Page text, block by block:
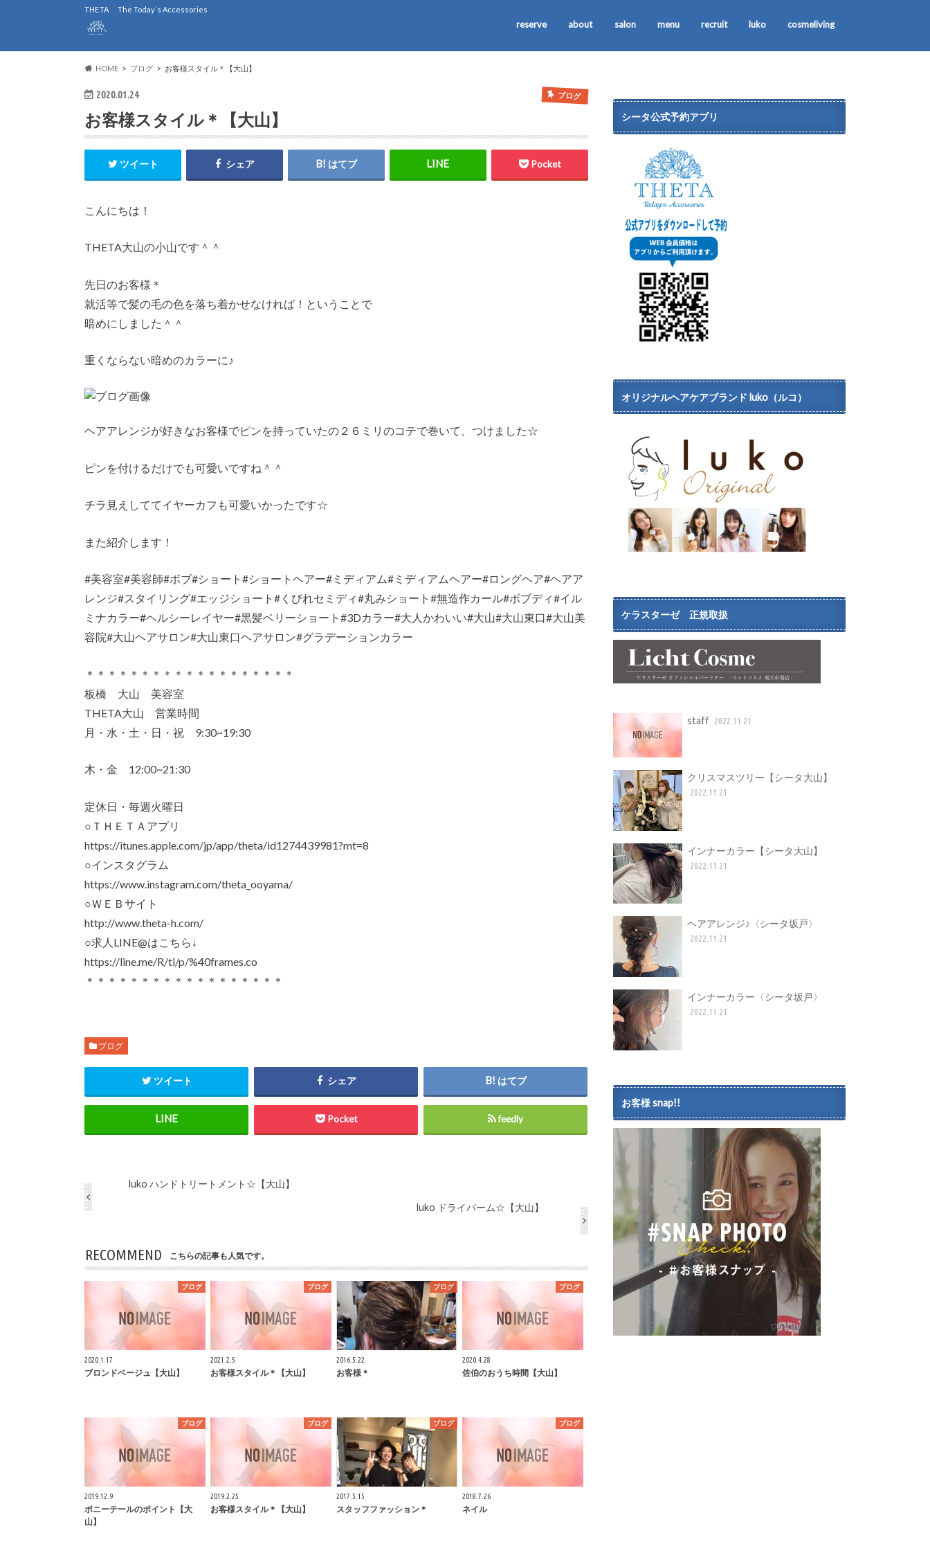
THE.TA The Today`s Accessories
reserve about salon menu recruit luko cosmeliving
HOME ブログ お客様スタイル＊【大山】
2020.01.24 ブログ
お客様スタイル＊【大山】
ツイート シェア はてブ Pocket
こんにちは！
THETA大山の小山です＾＾
先日のお客様＊
就活等で髪の毛の色を落ち着かせなければ！ということで
暗めにしました＾＾
重くならない暗めのカラーに♪
ヘアアレンジが好きなお客様でピンを持っていたの２６ミリのコテで巻いて、つけました☆
ピンを付けるだけでも可愛いですね＾＾
チラ見えしててイヤーカフも可愛いかったです☆
また紹介します！
#美容室#美容師#ボブ#ショート#ショートヘアー#ミディアム#ミディアムヘアー#ロングヘア#ヘアア
レンジ#スタイリング#エッジショート#くびれセミディ#丸みショート#無造作カール#ボブディ#イル
ミナカラー#ヘルシーレイヤー#黒髪ベリーショート#3Dカラー#大人かわいい#大山#大山東口#大山美
容院#大山ヘアサロン#大山東口ヘアサロン#グラデーションカラー
＊＊＊＊＊＊＊＊＊＊＊＊＊＊＊＊＊＊＊
板橋 大山 美容室
THETA大山 営業時間
月・水・土・日・祝 9:30~19:30
木・金 12:00~21:30
定休日・毎週火曜日
○ＴＨＥＴＡアプリ
https://itunes.apple.com/jp/app/theta/id1274439981?mt=8
○インスタグラム
https://www.instagram.com/theta_ooyama/
○ＷＥＢサイト
http://www.theta-h.com/
○求人LINE@はこちら↓
https://line.me/R/ti/p/%40frames.co
＊＊＊＊＊＊＊＊＊＊＊＊＊＊＊＊＊＊
ブログ
ツイート シェア はてブ
Pocket feedly
luko ハンドトリートメント☆【大山】
luko ドライバーム☆【大山】
RECOMMEND こちらの記事も人気です。
ブログ
2020.1.17
ブロンドベージュ【大山】
ブログ
2021.2.5
お客様スタイル＊【大山】
ブログ
2016.5.22
お客様＊
ブログ
2020.4.28
佐伯のおうち時間【大山】
ブログ
2019.12.9
ポニーテールのポイント【大
山】
ブログ
2019.2.25
お客様スタイル＊【大山】
ブログ
2017.5.15
スタッフファッション＊
ブログ
2018.7.26
ネイル
シータ公式予約アプリ
オリジナルヘアケアブランド luko（ルコ）
ケラスターゼ 正規取扱
staff 2022.11.21
クリスマスツリー【シータ大山】
2022.11.21
インナーカラー【シータ大山】
2022.11.21
ヘアアレンジ♪〈シータ坂戸〉
2022.11.21
インナーカラー〈シータ坂戸〉
2022.11.21
お客様 snap!!